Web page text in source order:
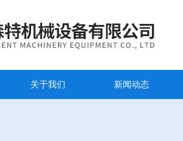
关于我们 新闻动态